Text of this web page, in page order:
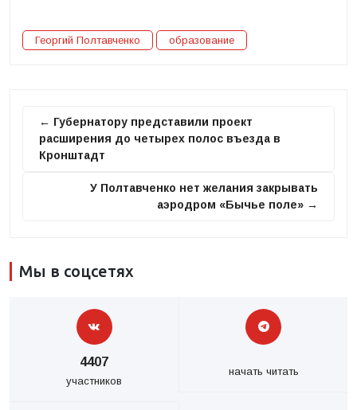
Георгий Полтавченко образование
← Губернатору представили проект
расширения до четырех полос въезда в
Кронштадт
У Полтавченко нет желания закрывать
аэродром «Бычье поле» →
Мы в соцсетях
4407
участников
начать читать